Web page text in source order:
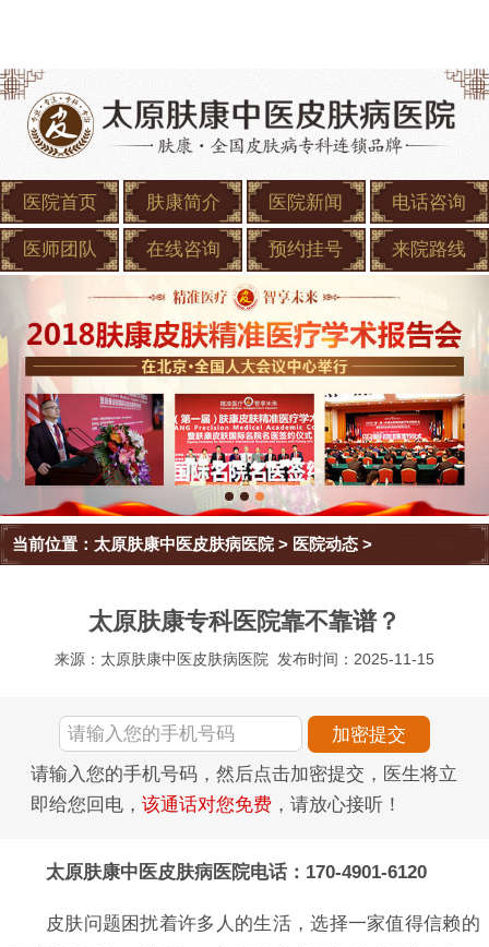
医院首页 肤康简介 医院新闻 电话咨询
医师团队 在线咨询 预约挂号 来院路线
当前位置： 太原肤康中医皮肤病医院> 医院动态 >
太原肤康专科医院靠不靠谱？
来源：太原肤康中医皮肤病医院 发布时间：2025-11-15
请输入您的手机号码，然后点击加密提交，医生将立
即给您回电， 该通话对您免费 ，请放心接听！
太原肤康中医皮肤病医院电话：170-4901-6120
皮肤问题困扰着许多人的生活，选择一家值得信赖的